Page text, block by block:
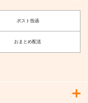
ポスト投函
おまとめ配送